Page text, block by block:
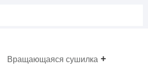
Вращающаяся сушилка